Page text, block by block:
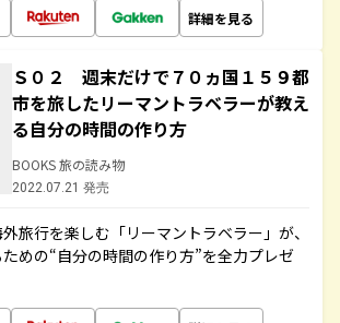
詳細を見る
Ｓ０２ 週末だけで７０ヵ国１５９都
市を旅したリーマントラベラーが教え
る自分の時間の作り方
BOOKS 旅の読み物
2022.07.21 発売
旅行を楽しむ「リーマントラベラー」が、
めの“自分の時間の作り方”を全力プレゼ